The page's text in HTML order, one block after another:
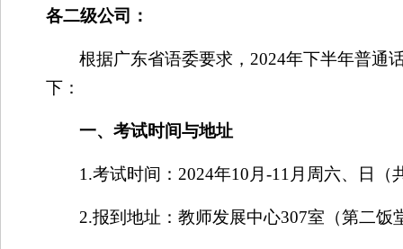
各二级公司：
根据广东省语委要求， 2024年下半年普通
下：
一、考试时间与地址
1.考试时间： 2024年10 月-11 月周六、日（
2.报到地址：教师发展中心307室（第二饭